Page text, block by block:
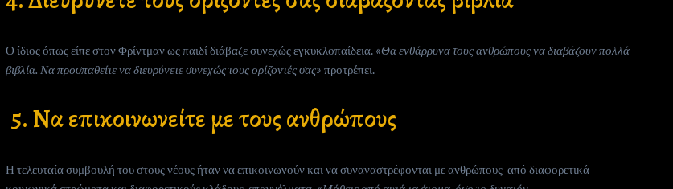
Subscribe
Search
Ο ίδιος όπως είπε στον Φρίντμαν ως παιδί διάβαζε συνεχώς εγκυκλοπαίδεια. «Θα ενθάρρυνα τους ανθρώπους να διαβάζουν πολλά
βιβλία. Να προσπαθείτε να διευρύνετε συνεχώς τους ορίζοντές σας» προτρέπει.
5. Να επικοινωνείτε με τους ανθρώπους
Η τελευταία συμβουλή του στους νέους ήταν να επικοινωνούν και να συναναστρέφονται με ανθρώπους από διαφορετικά